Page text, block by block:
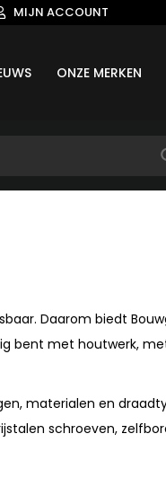
MIJN ACCOUNT
ONZE MERKEN
Daarom biedt
bent met houtwerk,
materialen en
schroeven,